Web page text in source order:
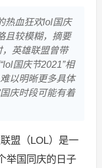
热血狂欢lol国庆
且较模糊，摘要
英雄联盟曾带
国庆节2021”相
以明晰更多具体
庆时段可能有着
盟（LOL）是一
举国同庆的日子